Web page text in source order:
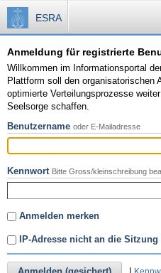
ESRA
Anmeldung für registrierte
Willkommen im Informationsportal
Plattform soll den organisatorischen
optimierte Verteilungsprozesse
Seelsorge schaffen.
Benutzername oder E-Mailadresse
Kennwort Bitte Gross/kleinschreibung
Anmelden merken
IP-Adresse nicht an die